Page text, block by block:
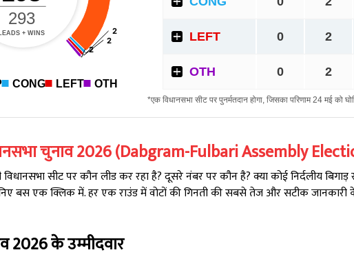
चुनाव2026(Dabgram-FulbariAssembly
विधानसभा सीट पर कौन लीड कर रहा है? दूसरे नंबर पर कौन है? क्या कोई निर्दलीय बिगाड़
बस एक क्लिक में. हर एक राउंड में वोटों की गिनती की सबसे तेज और सटीक
2026के उम्मीदवार